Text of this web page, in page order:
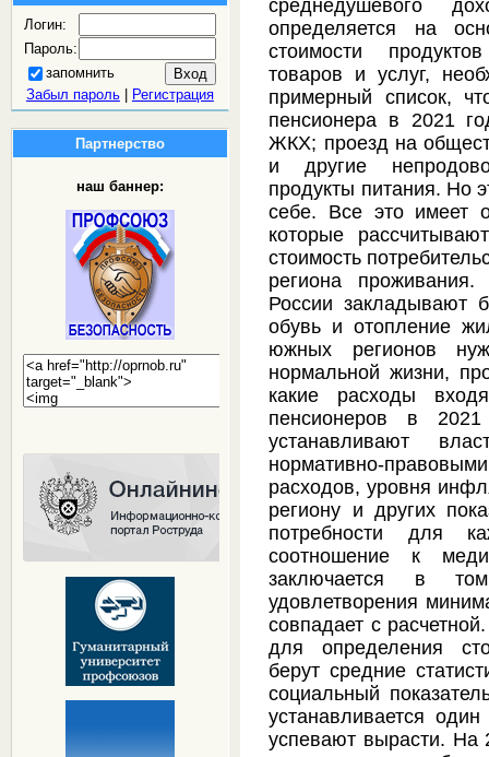
Логин:
Пароль:
запомнить
Забыл пароль| Регистрация
Партнерство
наш баннер:
среднедушевого
определяется на
стоимости
товаров и услуг,
примерный список,
пенсионера в 2021
ЖКХ; проезд на
и другие
продукты питания. Но
себе. Все это имеет
которые
стоимость
региона
России закладывают
обувь и отопление
южных регионов
нормальной жизни,
какие расходы
пенсионеров в
устанавливают
нормативно-
расходов, уровня
региону и других
потребности для
соотношение к
заключается в
удовлетворения
совпадает с
для определения
берут средние
социальный
устанавливается
успевают вырасти. На